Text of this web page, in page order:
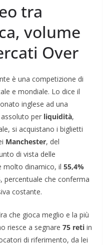
tra
volume
Over
è una competizione di
e mondiale. Lo dice il
inglese ad una
per liquidità,
si acquistano i biglietti
Manchester, del
di vista delle
molto dinamico, il 55,4%
, percentuale che conferma
costante.
che gioca meglio e la più
riesce a segnare 75 reti in
di riferimento, da lei